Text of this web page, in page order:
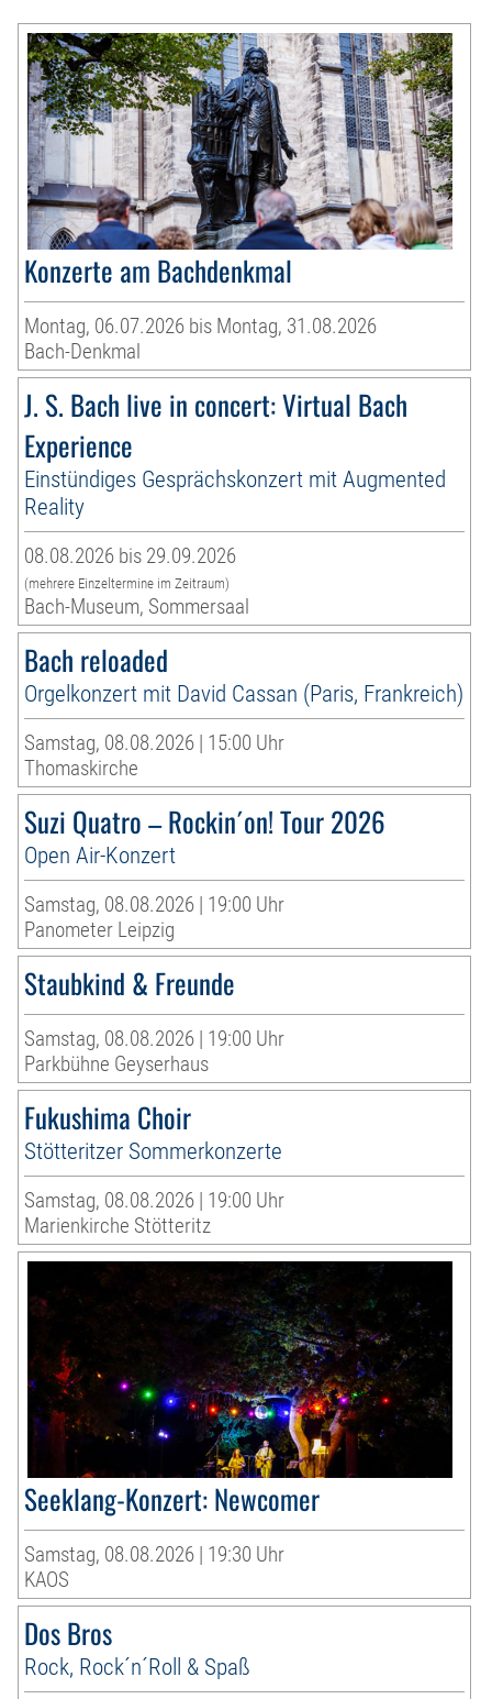
Konzerte am Bachdenkmal
Montag, 06.07.2026 bis Montag, 31.08.2026
Bach-Denkmal
J. S. Bach live in concert: Virtual Bach
Experience
Einstündiges Gesprächskonzert mit Augmented
Reality
08.08.2026 bis 29.09.2026
(mehrere Einzeltermine im Zeitraum)
Bach-Museum, Sommersaal
Bach reloaded
Orgelkonzert mit David Cassan (Paris, Frankreich)
Samstag, 08.08.2026 | 15:00 Uhr
Thomaskirche
Suzi Quatro – Rockin´on! Tour 2026
Open Air-Konzert
Samstag, 08.08.2026 | 19:00 Uhr
Panometer Leipzig
Staubkind & Freunde
Samstag, 08.08.2026 | 19:00 Uhr
Parkbühne Geyserhaus
Fukushima Choir
Stötteritzer Sommerkonzerte
Samstag, 08.08.2026 | 19:00 Uhr
Marienkirche Stötteritz
Seeklang-Konzert: Newcomer
Samstag, 08.08.2026 | 19:30 Uhr
KAOS
Dos Bros
Rock, Rock´n´Roll & Spaß